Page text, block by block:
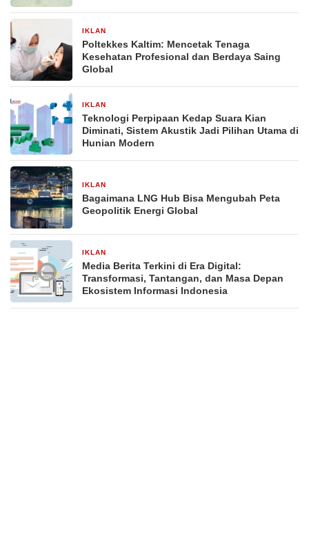
IKLAN
Poltekkes Kaltim: Mencetak Tenaga
Kesehatan Profesional dan Berdaya Saing
Global
IKLAN
Teknologi Perpipaan Kedap Suara Kian
Diminati, Sistem Akustik Jadi Pilihan Utama di
Hunian Modern
IKLAN
Bagaimana LNG Hub Bisa Mengubah Peta
Geopolitik Energi Global
IKLAN
Media Berita Terkini di Era Digital:
Transformasi, Tantangan, dan Masa Depan
Ekosistem Informasi Indonesia